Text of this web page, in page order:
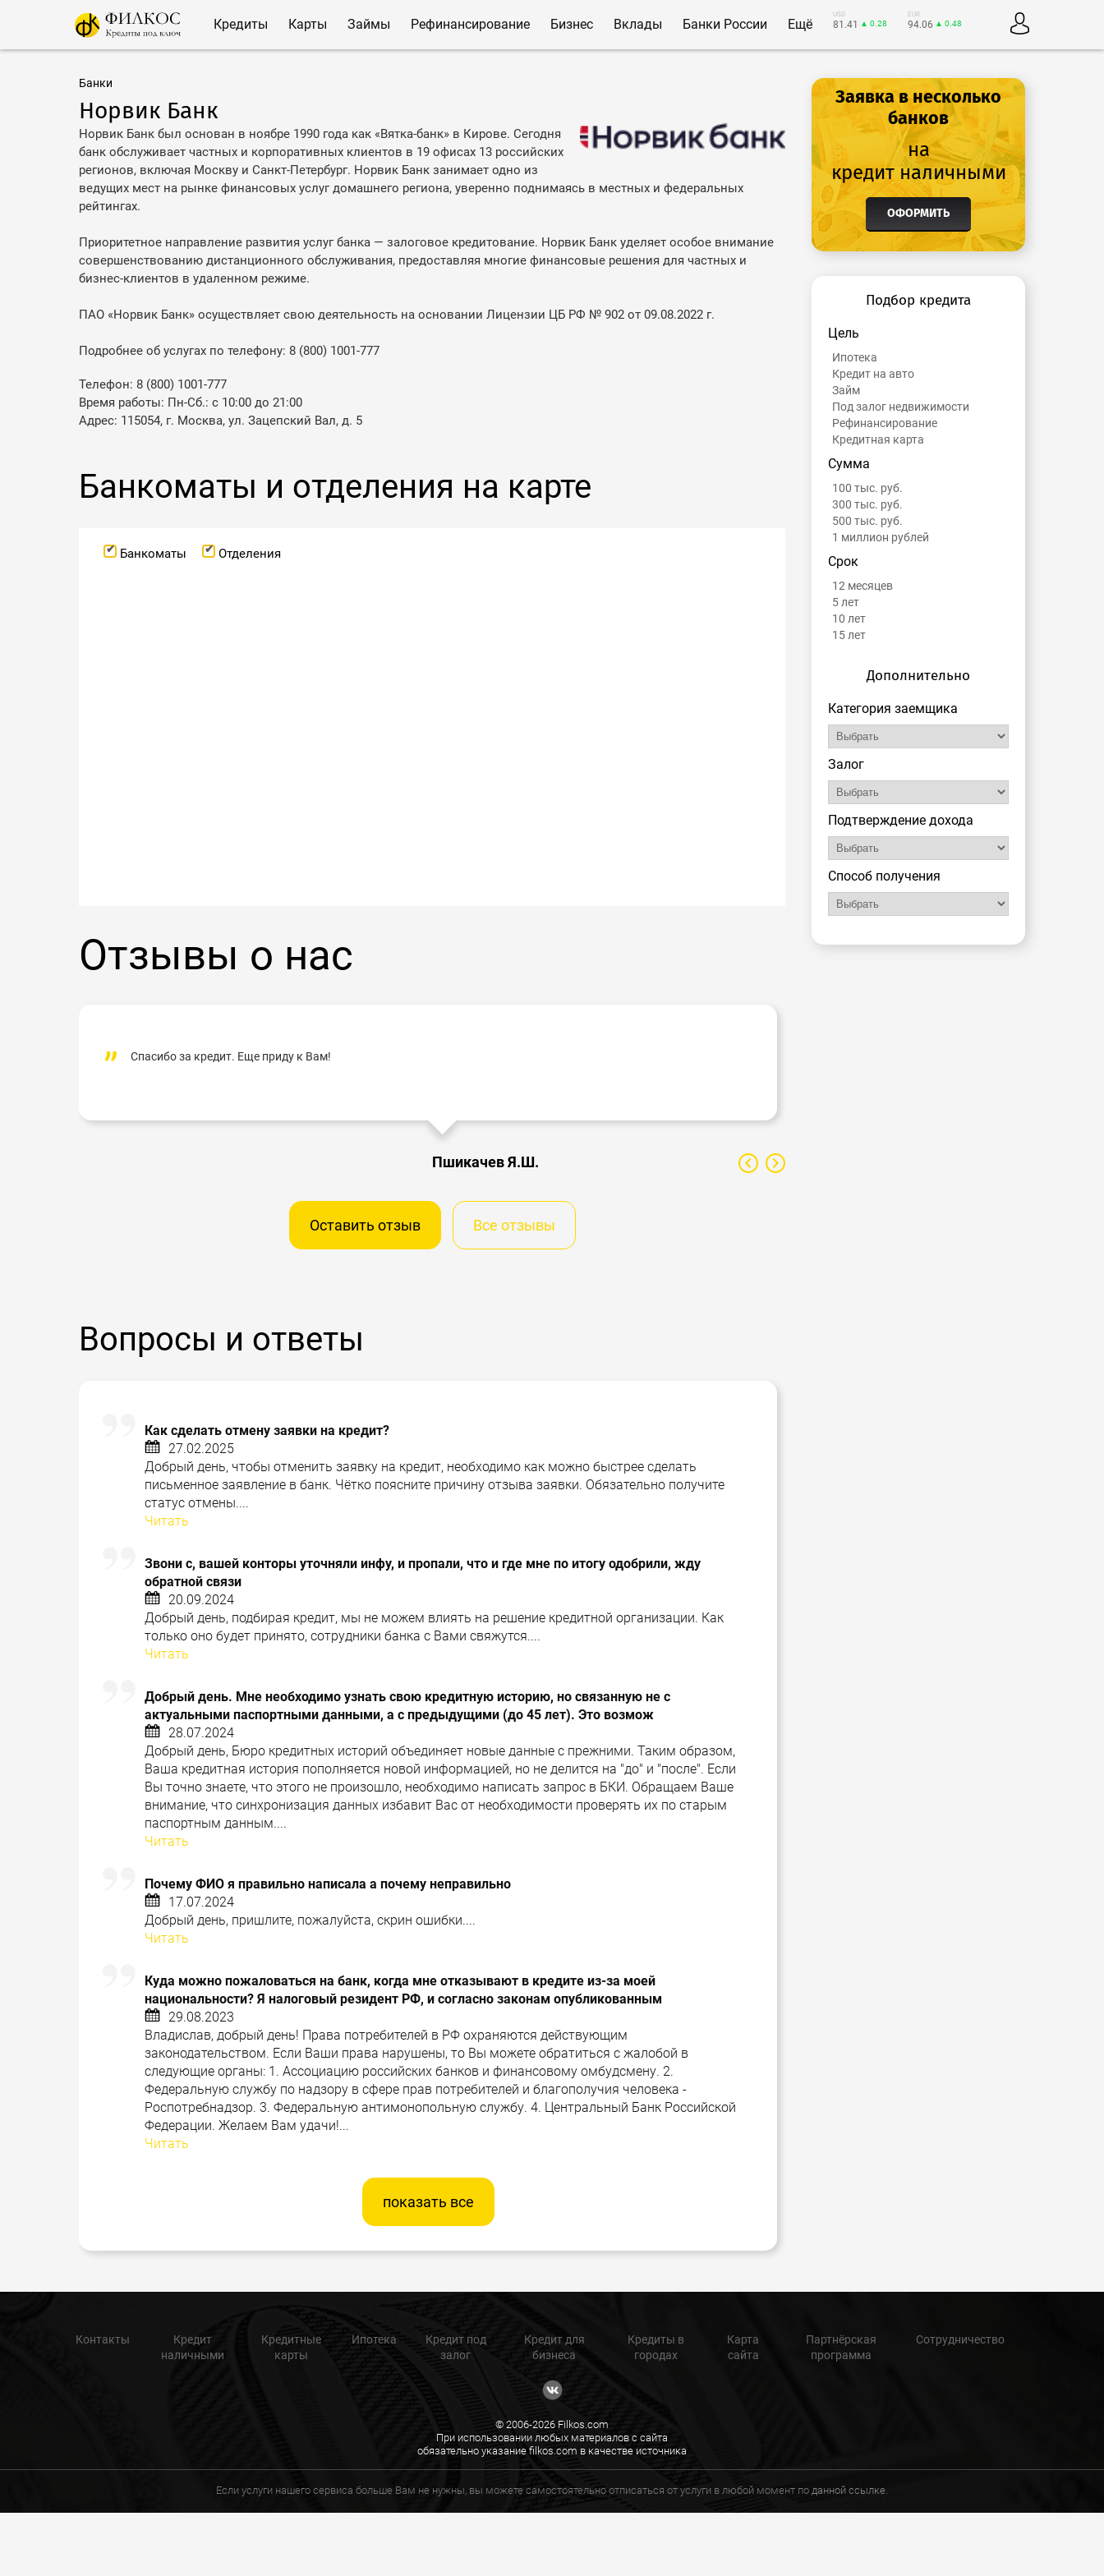
Кредиты Карты Займы Рефинансирование Бизнес Вклады Банки России Ещё
USD
81.41 ▲ 0.28
EUR
94.06 ▲ 0.48
Банки
Норвик Банк
Норвик Банк был основан в ноябре 1990 года как «Вятка-банк» в Кирове. Сегодня
банк обслуживает частных и корпоративных клиентов в 19 офисах 13 российских
регионов, включая Москву и Санкт-Петербург. Норвик Банк занимает одно из
ведущих мест на рынке финансовых услуг домашнего региона, уверенно поднимаясь в местных и федеральных
рейтингах.
Приоритетное направление развития услуг банка — залоговое кредитование. Норвик Банк уделяет особое внимание
совершенствованию дистанционного обслуживания, предоставляя многие финансовые решения для частных и
бизнес-клиентов в удаленном режиме.
ПАО «Норвик Банк» осуществляет свою деятельность на основании Лицензии ЦБ РФ № 902 от 09.08.2022 г.
Подробнее об услугах по телефону: 8 (800) 1001-777
Телефон: 8 (800) 1001-777
Время работы: Пн-Сб.: с 10:00 до 21:00
Адрес: 115054, г. Москва, ул. Зацепский Вал, д. 5
Банкоматы и отделения на карте
Банкоматы Отделения
Отзывы о нас
Спасибо за кредит. Еще приду к Вам!
Пшикачев Я.Ш.
Оставить отзыв Все отзывы
Вопросы и ответы
Как сделать отмену заявки на кредит?
27.02.2025
Добрый день, чтобы отменить заявку на кредит, необходимо как можно быстрее сделать
письменное заявление в банк. Чётко поясните причину отзыва заявки. Обязательно получите
статус отмены....
Читать
Звони с, вашей конторы уточняли инфу, и пропали, что и где мне по итогу одобрили, жду
обратной связи
20.09.2024
Добрый день, подбирая кредит, мы не можем влиять на решение кредитной организации. Как
только оно будет принято, сотрудники банка с Вами свяжутся....
Читать
Добрый день. Мне необходимо узнать свою кредитную историю, но связанную не с
актуальными паспортными данными, а с предыдущими (до 45 лет). Это возмож
28.07.2024
Добрый день, Бюро кредитных историй объединяет новые данные с прежними. Таким образом,
Ваша кредитная история пополняется новой информацией, но не делится на "до" и "после". Если
Вы точно знаете, что этого не произошло, необходимо написать запрос в БКИ. Обращаем Ваше
внимание, что синхронизация данных избавит Вас от необходимости проверять их по старым
паспортным данным....
Читать
Почему ФИО я правильно написала а почему неправильно
17.07.2024
Добрый день, пришлите, пожалуйста, скрин ошибки....
Читать
Куда можно пожаловаться на банк, когда мне отказывают в кредите из-за моей
национальности? Я налоговый резидент РФ, и согласно законам опубликованным
29.08.2023
Владислав, добрый день! Права потребителей в РФ охраняются действующим
законодательством. Если Ваши права нарушены, то Вы можете обратиться с жалобой в
следующие органы: 1. Ассоциацию российских банков и финансовому омбудсмену. 2.
Федеральную службу по надзору в сфере прав потребителей и благополучия человека -
Роспотребнадзор. 3. Федеральную антимонопольную службу. 4. Центральный Банк Российской
Федерации. Желаем Вам удачи!...
Читать
показать все
Заявка в несколько
банков
на
кредит наличными
ОФОРМИТЬ
Подбор кредита
Цель
Ипотека
Кредит на авто
Займ
Под залог недвижимости
Рефинансирование
Кредитная карта
Сумма
100 тыс. руб.
300 тыс. руб.
500 тыс. руб.
1 миллион рублей
Срок
12 месяцев
5 лет
10 лет
15 лет
Дополнительно
Категория заемщика
Залог
Подтверждение дохода
Способ получения
Контакты
Кредит
наличными
Кредитные
карты
Ипотека
Кредит под
залог
Кредит для
бизнеса
Кредиты в
городах
Карта
сайта
Партнёрская
программа
Сотрудничество
© 2006-2026 Filkos.com
При использовании любых материалов с сайта
обязательно указание filkos.com в качестве источника
Если услуги нашего сервиса больше Вам не нужны, вы можете самостоятельно отписаться от услуги в любой момент по данной ссылке.